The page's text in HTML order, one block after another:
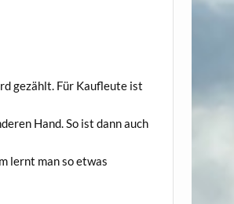
gezählt. Für Kaufleute ist
Hand. So ist dann auch
lernt man so etwas